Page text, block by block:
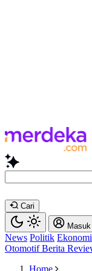
Cari
Masuk
News Politik Ekonomi
OtomotifBerita
Home